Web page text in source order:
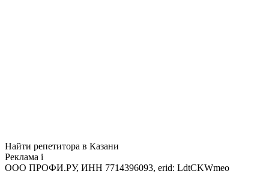
Найти репетитора в Казани
Реклама i
ООО ПРОФИ.РУ, ИНН 7714396093, erid: LdtCKWmeo